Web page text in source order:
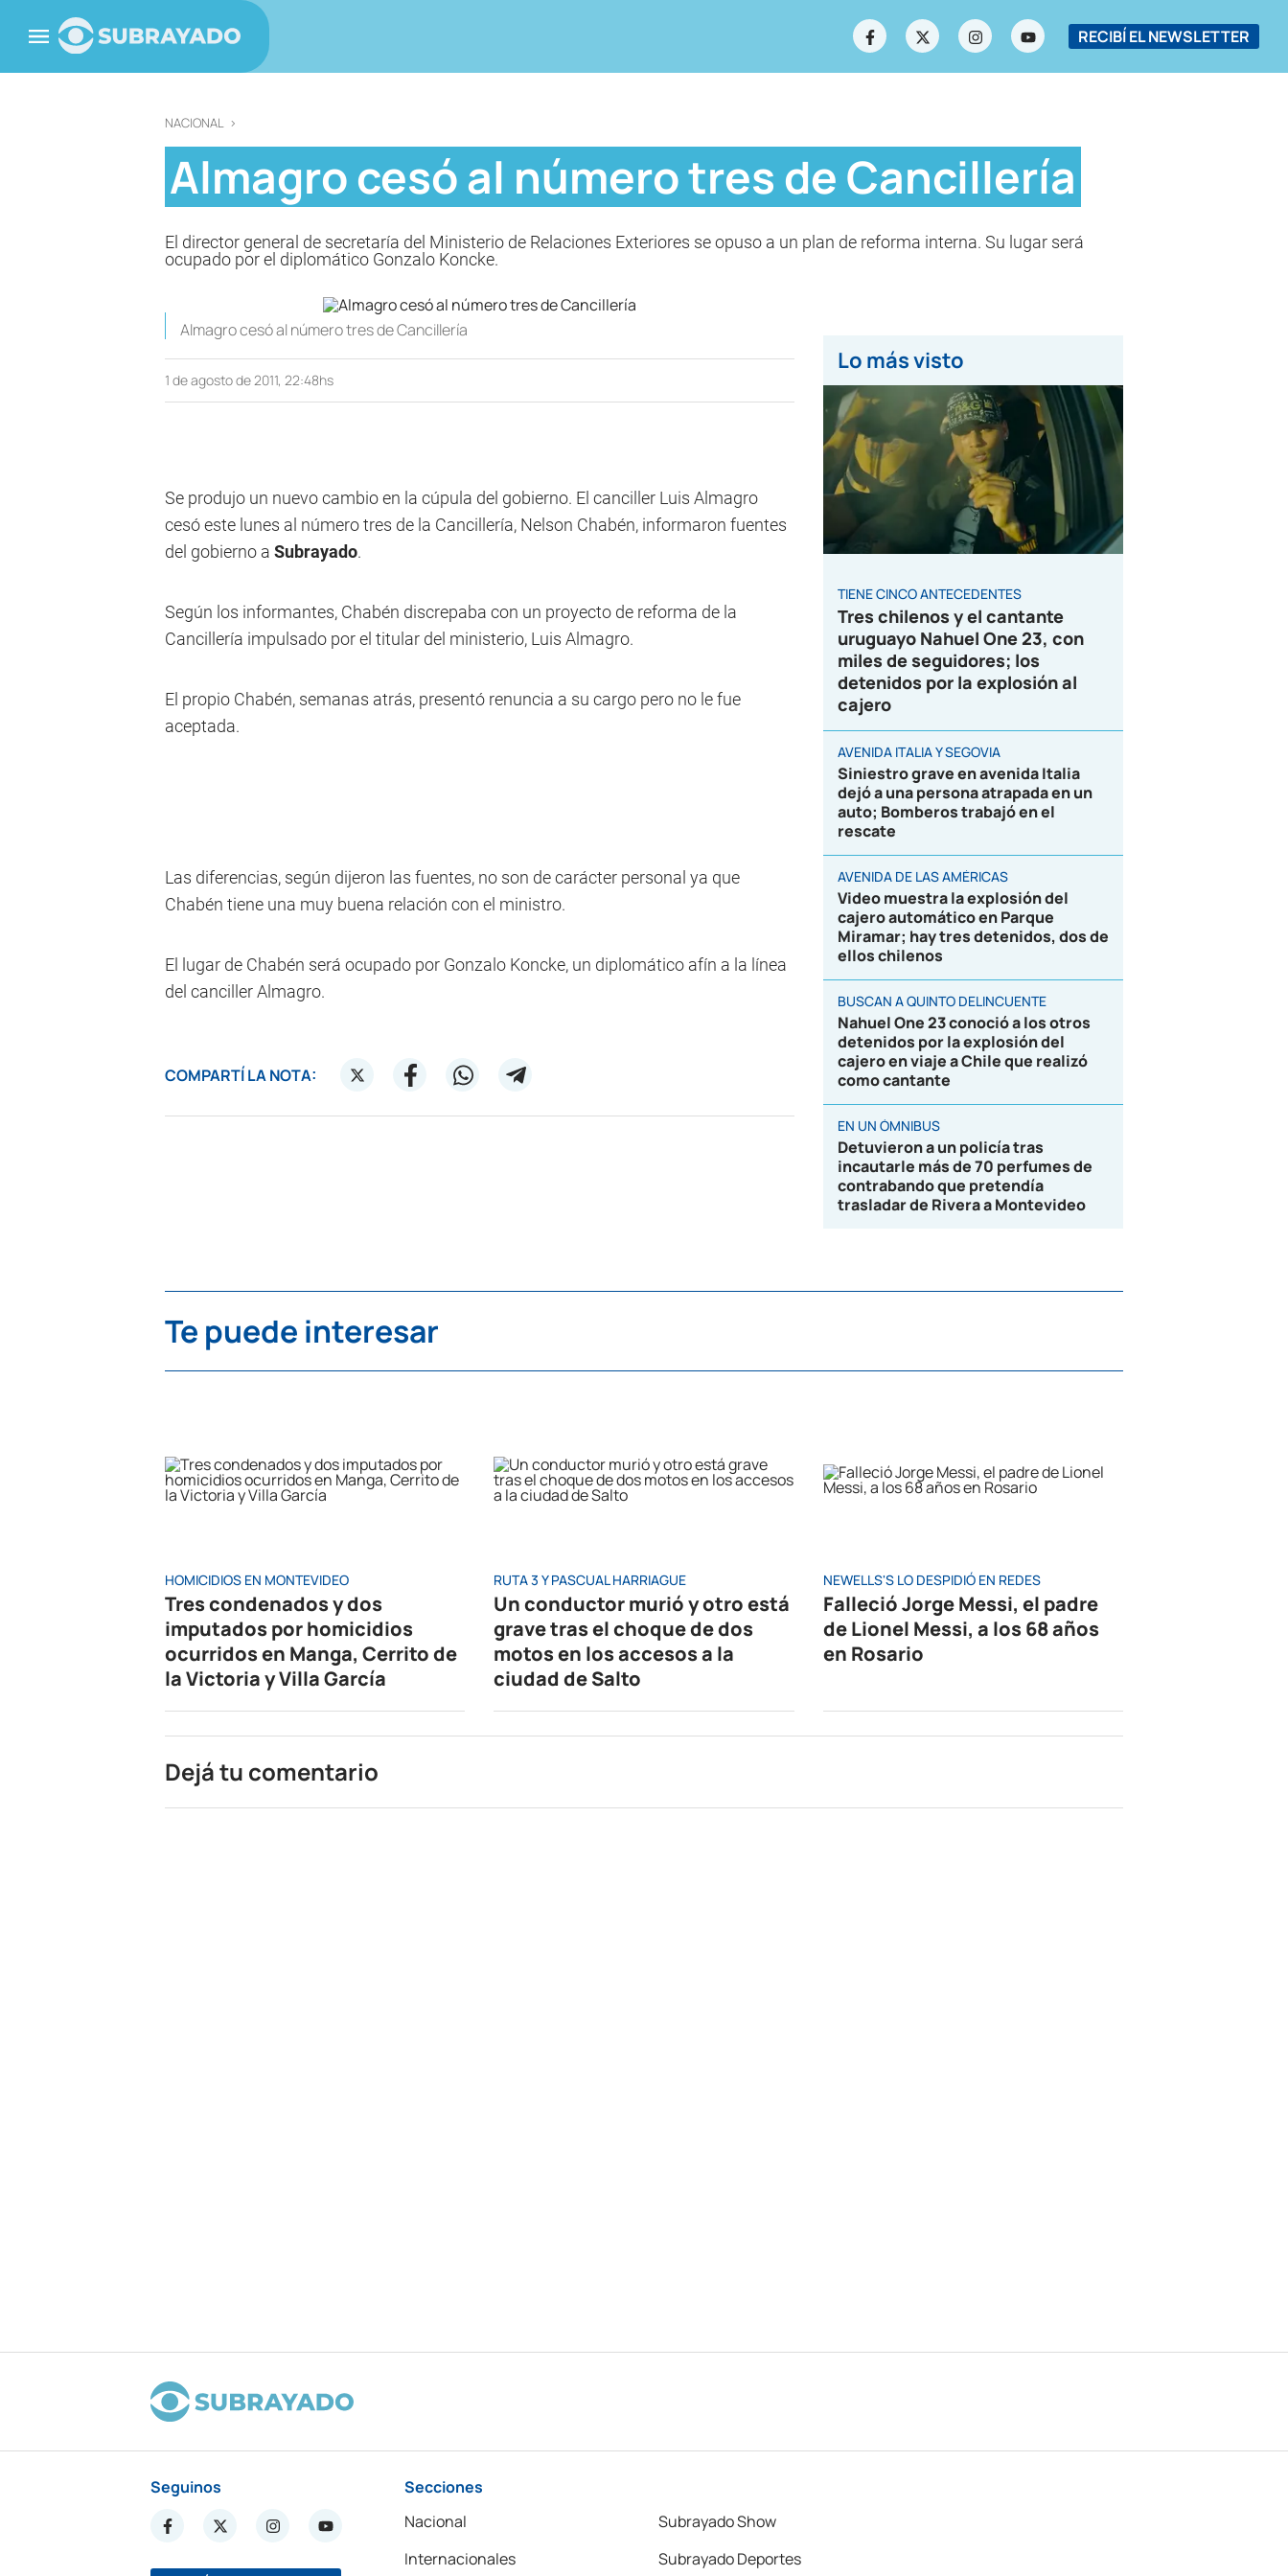
RECIBÍ EL NEWSLETTER
NACIONAL >
Almagro cesó al número tres de Cancillería
El director general de secretaría del Ministerio de Relaciones Exteriores se opuso a un plan de reforma interna. Su lugar será
ocupado por el diplomático Gonzalo Koncke.
Almagro cesó al número tres de Cancillería
1 de agosto de 2011, 22:48hs
Se produjo un nuevo cambio en la cúpula del gobierno. El canciller Luis Almagro
cesó este lunes al número tres de la Cancillería, Nelson Chabén, informaron fuentes
del gobierno a Subrayado.
Según los informantes, Chabén discrepaba con un proyecto de reforma de la
Cancillería impulsado por el titular del ministerio, Luis Almagro.
El propio Chabén, semanas atrás, presentó renuncia a su cargo pero no le fue
aceptada.
Las diferencias, según dijeron las fuentes, no son de carácter personal ya que
Chabén tiene una muy buena relación con el ministro.
El lugar de Chabén será ocupado por Gonzalo Koncke, un diplomático afín a la línea
del canciller Almagro.
COMPARTÍ LA NOTA:
Lo más visto
TIENE CINCO ANTECEDENTES
Tres chilenos y el cantante
uruguayo Nahuel One 23, con
miles de seguidores; los
detenidos por la explosión al
cajero
AVENIDA ITALIA Y SEGOVIA
Siniestro grave en avenida Italia
dejó a una persona atrapada en un
auto; Bomberos trabajó en el
rescate
AVENIDA DE LAS AMÉRICAS
Video muestra la explosión del
cajero automático en Parque
Miramar; hay tres detenidos, dos de
ellos chilenos
BUSCAN A QUINTO DELINCUENTE
Nahuel One 23 conoció a los otros
detenidos por la explosión del
cajero en viaje a Chile que realizó
como cantante
EN UN ÓMNIBUS
Detuvieron a un policía tras
incautarle más de 70 perfumes de
contrabando que pretendía
trasladar de Rivera a Montevideo
Te puede interesar
HOMICIDIOS EN MONTEVIDEO
Tres condenados y dos
imputados por homicidios
ocurridos en Manga, Cerrito de
la Victoria y Villa García
RUTA 3 Y PASCUAL HARRIAGUE
Un conductor murió y otro está
grave tras el choque de dos
motos en los accesos a la
ciudad de Salto
NEWELLS'S LO DESPIDIÓ EN REDES
Falleció Jorge Messi, el padre
de Lionel Messi, a los 68 años
en Rosario
Dejá tu comentario
Seguinos
Secciones
Nacional
Internacionales
Subrayado Show
Subrayado Deportes